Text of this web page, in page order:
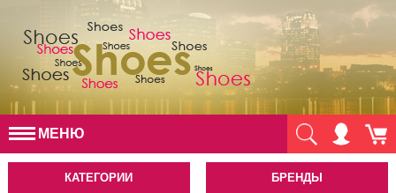
МЕНЮ
КАТЕГОРИИ БРЕНДЫ